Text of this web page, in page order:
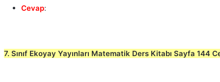
Cevap:
7. Sınıf Ekoyay Yayınları Matematik Ders Kitabı Sayfa 144